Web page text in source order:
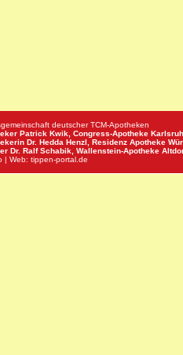
deutscher TCM-Apotheken
Patrick Kwik, Congress-Apotheke
Dr. Hedda Henzl, Residenz Apotheke
Dr. Ralf Schabik, Wallenstein-Apotheke
| Web: tippen-portal.de